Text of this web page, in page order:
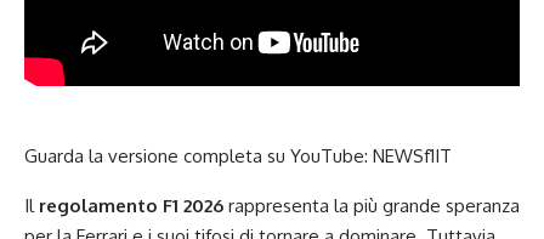
Guarda la versione completa su YouTube: NEWSf1IT
Il regolamento F1 2026 rappresenta la più grande speranza